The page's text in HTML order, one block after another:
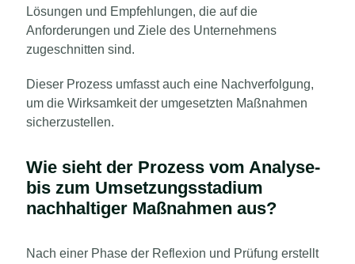
Lösungen und Empfehlungen, die auf die
Anforderungen und Ziele des Unternehmens
zugeschnitten sind.
Dieser Prozess umfasst auch eine Nachverfolgung,
um die Wirksamkeit der umgesetzten Maßnahmen
sicherzustellen.
Wie sieht der Prozess vom Analyse-
bis zum Umsetzungsstadium
nachhaltiger Maßnahmen aus?
Nach einer Phase der Reflexion und Prüfung erstellt